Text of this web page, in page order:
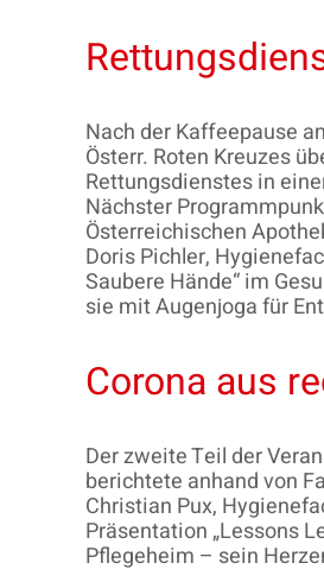
Nach der Kaffeepause
Österr. Roten Kreuzes
Rettungsdienstes in
Nächster
Österreichischen
Doris Pichler,
Saubere Hände“ im
sie mit Augenjoga für
Corona aus
Der zweite Teil der
berichtete anhand von
Christian Pux,
Präsentation „Lessons
Pflegeheim – sein